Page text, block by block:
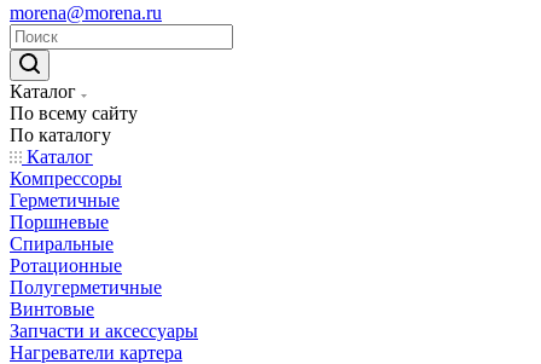
morena@morena.ru
Каталог
По всему сайту
По каталогу
Каталог
Компрессоры
Герметичные
Поршневые
Спиральные
Ротационные
Полугерметичные
Винтовые
Запчасти и аксессуары
Нагреватели картера